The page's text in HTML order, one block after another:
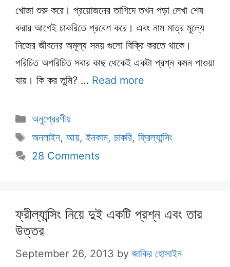
খোজা শুরু করে। প্রয়োজনের তাগিদে তখন পড়া লেখা শেষ
করার আগেই চাকরিতে প্রবেশ করে। এবং নাম মাত্র মূল্যে
নিজের জীবনের অমূল্য সময় গুলো বিক্রি করতে থাকে।
পরিচিত অপরিচিত সবার কাছ থেকেই একটা প্রশ্ন কমন পাওয়া
যায়। কি কর তুমি? … Read more
Categories
অনুপ্রেরণীয়
Tags
অনলাইন, আয়,ইনকাম, চাকরি, ফ্রিল্যান্সিং
28 Comments
ফ্রীল্যান্সিং নিয়ে দুই একটি প্রশ্ন এবং তার
উত্তর
September 26, 2013 by জাকির হোসাইন